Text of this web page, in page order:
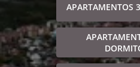
APARTAMENTOS